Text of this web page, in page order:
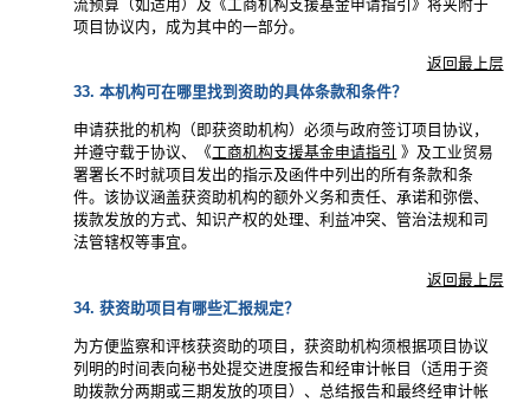
流预算（如适用）及《工商机构支援基金申请指引》将夹附于
项目协议内，成为其中的一部分。
返回最上层
33. 本机构可在哪里找到资助的具体条款和条件？
申请获批的机构（即获资助机构）必须与政府签订项目协议，
并遵守载于协议、《工商机构支援基金申请指引
》及工业贸易
署署长不时就项目发出的指示及函件中列出的所有条款和条
件。该协议涵盖获资助机构的额外义务和责任、承诺和弥偿、
拨款发放的方式、知识产权的处理、利益冲突、管治法规和司
法管辖权等事宜。
返回最上层
34. 获资助项目有哪些汇报规定？
为方便监察和评核获资助的项目，获资助机构须根据项目协议
列明的时间表向秘书处提交进度报告和经审计帐目（适用于资
助拨款分两期或三期发放的项目）、总结报告和最终经审计帐